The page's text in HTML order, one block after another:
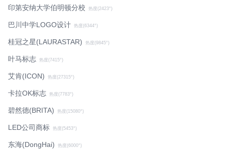
印第安纳大学伯明顿分校 热度(2423°)
巴川中学LOGO设计 热度(6344°)
桂冠之星(LAURASTAR) 热度(9845°)
叶马标志 热度(7415°)
艾肯(ICON) 热度(27315°)
卡拉OK标志 热度(7783°)
碧然德(BRITA) 热度(15080°)
LED公司商标 热度(5453°)
东海(DongHai) 热度(6000°)